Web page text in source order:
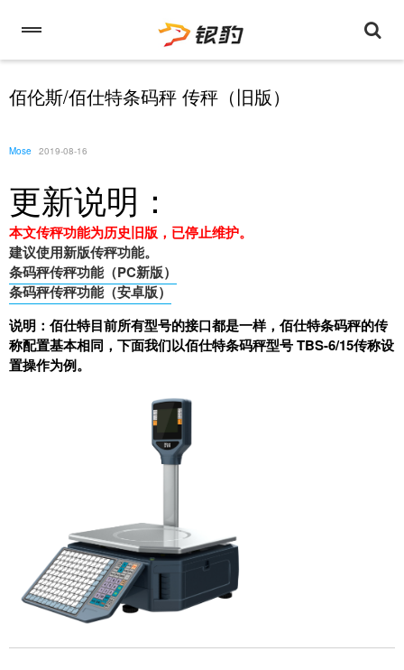
佰伦斯/佰仕特条码秤 传秤（旧版）
Mose 2019-08-16
更新说明：
本文传秤功能为历史旧版，已停止维护。
建议使用新版传秤功能。
条码秤传秤功能（PC新版）
条码秤传秤功能（安卓版）
说明：佰仕特目前所有型号的接口都是一样，佰仕特条码秤的传
称配置基本相同，下面我们以佰仕特条码秤型号 TBS-6/15传称设
置操作为例。